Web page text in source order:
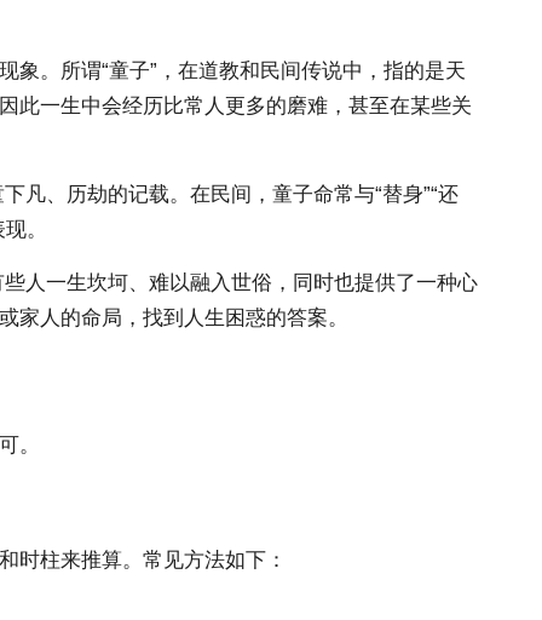
象。所谓“童子”，在道教和民间传说中，指的是天
此一生中会经历比常人更多的磨难，甚至在某些关
凡、历劫的记载。在民间，童子命常与“替身”“还
。
人一生坎坷、难以融入世俗，同时也提供了一种心
家人的命局，找到人生困惑的答案。
。
时柱来推算。常见方法如下：